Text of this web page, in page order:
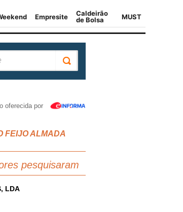
oferecida por
FEIJO ALMADA
pesquisaram
LDA